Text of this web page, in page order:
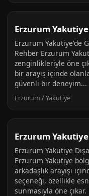
Erzurum
Erzurum Yakutiye'de
Rehber Erzurum
zenginlikleriyle öne
bir arayış içinde
güvenli bir deneyim...
Erzurum / Yakutiye
Erzurum
Erzurum Yakutiye
Erzurum Yakutiye
arkadaşlık arayışı
seçeneği, özellikle
sunmasıyla öne